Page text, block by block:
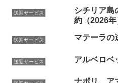
送迎サービス
シチリア島
約（2026年
送迎サービス マテーラの
送迎サービス アルベロベ
ナポリ、ア